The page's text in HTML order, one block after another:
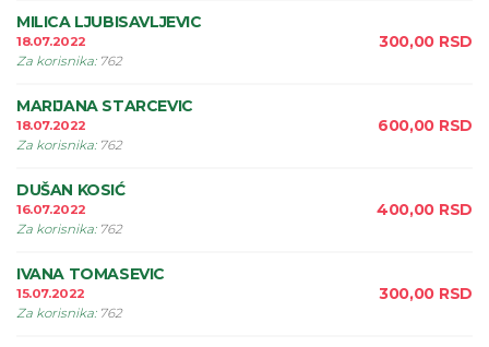
MILICA LJUBISAVLJEVIC
18.07.2022
Za korisnika: 762
300,00 RSD
MARIJANA STARCEVIC
18.07.2022
Za korisnika: 762
600,00 RSD
DUŠAN KOSIĆ
16.07.2022
Za korisnika: 762
400,00 RSD
IVANA TOMASEVIC
15.07.2022
Za korisnika: 762
300,00 RSD